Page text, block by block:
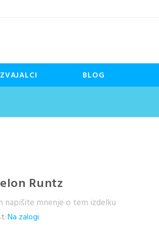
BLOG
Runtz
napišite mnenje o tem izdelku
Na zalogi